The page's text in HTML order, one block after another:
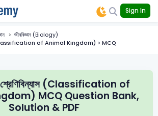
Sign In
জীববিজ্ঞান (Biology)
(Classification of Animal Kingdom) > MCQ
শ্রেণিবিন্যাস (Classification of
MCQ Question Bank,
Solution & PDF